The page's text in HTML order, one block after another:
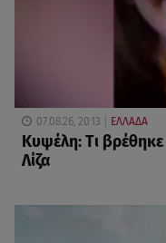
07.08.26, 20:13 ΕΛΛΑΔΑ
Κυψέλη: Tι
Λίζα